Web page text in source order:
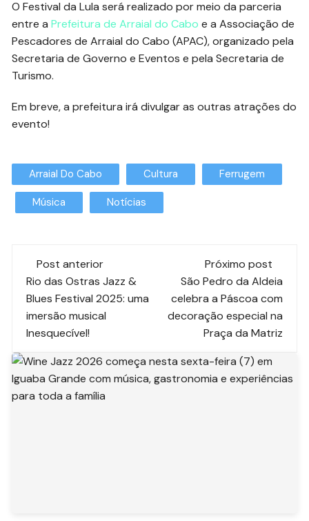
O Festival da Lula será realizado por meio da parceria
entre aPrefeitura de Arraial do Cabo e a Associação de
Pescadores de Arraial do Cabo (APAC), organizado pela
Secretaria de Governo e Eventos e pela Secretaria de
Turismo.
Em breve, a prefeitura irá divulgar as outras atrações do
evento!
Arraial Do Cabo Cultura Ferrugem
Música Notícias
Post anterior
Rio das Ostras Jazz &
Blues Festival 2025: uma
imersão musical
Inesquecível!
Próximo post
São Pedro da Aldeia
celebra a Páscoa com
decoração especial na
Praça da Matriz